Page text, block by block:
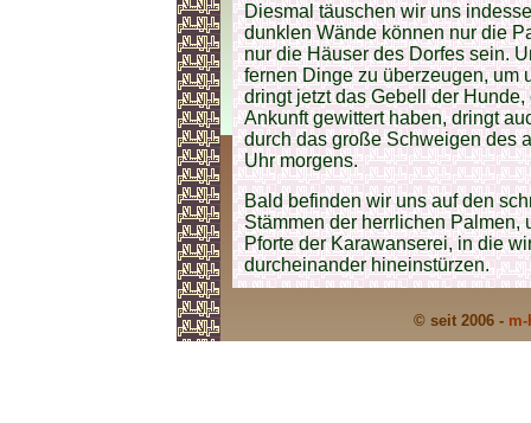
Diesmal täuschen wir uns
dunklen Wände können nur die
nur die Häuser des Dorfes sein.
fernen Dinge zu überzeugen, um
dringt jetzt das Gebell der
Ankunft gewittert haben, dringt
durch das große Schweigen des
Uhr morgens.
Bald befinden wir uns auf den
Stämmen der herrlichen Palmen,
Pforte der Karawanserei, in die
durcheinander hineinstürzen.
© seit 2006 -